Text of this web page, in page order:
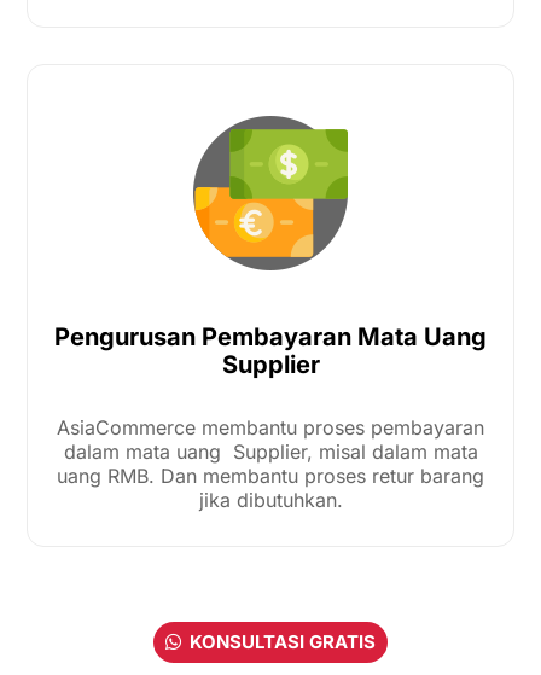
Pengurusan Pembayaran Mata Uang
Supplier
AsiaCommerce membantu proses pembayaran
dalam mata uang Supplier, misal dalam mata
uang RMB. Dan membantu proses retur barang
jika dibutuhkan.
KONSULTASI GRATIS